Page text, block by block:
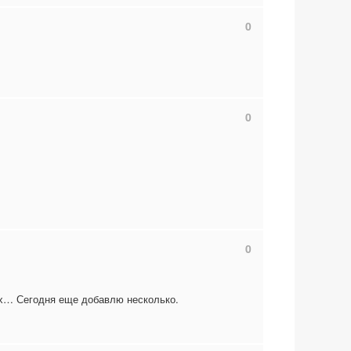
0
0
0
Сегодня еще добавлю несколько.